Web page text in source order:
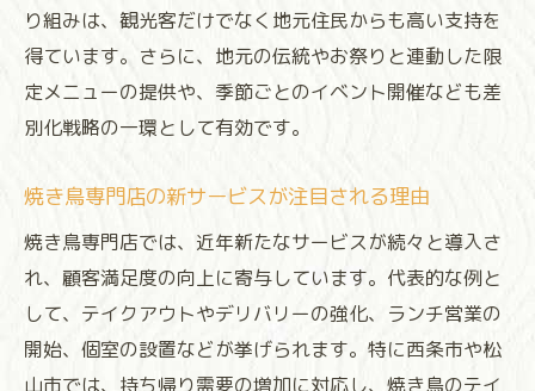
焼き鳥店が取り組む環境配慮型ビジネス
地域特産を活かした焼き鳥メニュー開発術
焼き鳥マーケティングで持続可能性を追求
季節ごとの焼き鳥イベントと地域活性化
り組みは、観光客だけでなく地元住民からも高い支持を
得ています。さらに、地元の伝統やお祭りと連動した限
定メニューの提供や、季節ごとのイベント開催なども差
別化戦略の一環として有効です。
焼き鳥専門店の新サービスが注目される理由
焼き鳥専門店では、近年新たなサービスが続々と導入さ
れ、顧客満足度の向上に寄与しています。代表的な例と
して、テイクアウトやデリバリーの強化、ランチ営業の
開始、個室の設置などが挙げられます。特に西条市や松
山市では、持ち帰り需要の増加に対応し、焼き鳥のテイ